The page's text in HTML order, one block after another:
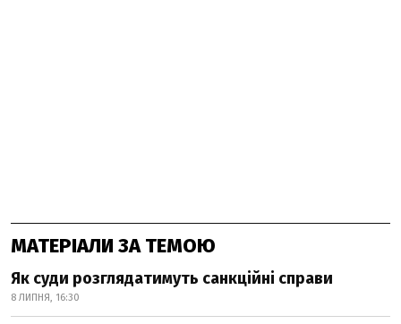
МАТЕРІАЛИ ЗА ТЕМОЮ
Як суди розглядатимуть санкційні справи
8 ЛИПНЯ, 16:30